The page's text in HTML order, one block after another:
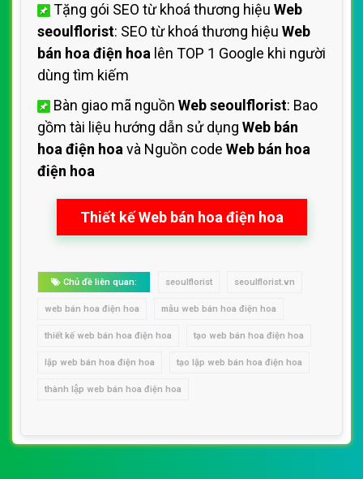
Tặng gói SEO từ khoá thương hiệu Web
seoulflorist: SEO từ khoá thương hiệu Web
bán hoa điện hoa lên TOP 1 Google khi người
dùng tìm kiếm
Bàn giao mã nguồn Web seoulflorist: Bao
gồm tài liệu hướng dẫn sử dụng Web bán
hoa điện hoa và Nguồn code Web bán hoa
điện hoa
Thiết kế Web bán hoa điện hoa
Chủ đề liên quan: seoulflorist seoulflorist.vn
web bán hoa điện hoa mẫu web bán hoa điện hoa
thiết kế web bán hoa điện hoa tạo web bán hoa điện hoa
lập web bán hoa điện hoa tạo lập web bán hoa điện hoa
thành lập web bán hoa điện hoa